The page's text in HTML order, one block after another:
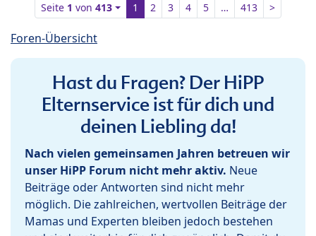
Seite 1 von413 1 2 3 4 5 … 413 >
Foren-Übersicht
Hast du Fragen? Der HiPP
Elternservice ist für dich und
deinen Liebling da!
Nach vielen gemeinsamen Jahren betreuen wir
unser HiPP Forum nicht mehr aktiv. Neue
Beiträge oder Antworten sind nicht mehr
möglich. Die zahlreichen, wertvollen Beiträge der
Mamas und Experten bleiben jedoch bestehen